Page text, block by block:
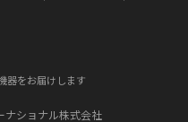
器をお届けします